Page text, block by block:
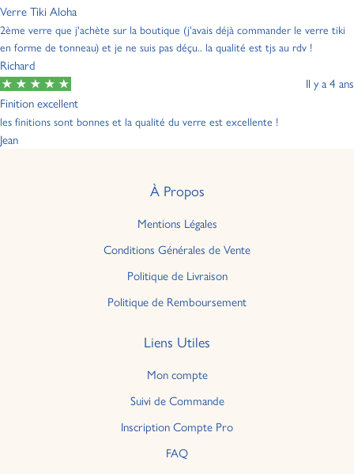
Verre Tiki Aloha
2ème verre que j'achète sur la boutique (j'avais déjà commander le verre tiki
en forme de tonneau) et je ne suis pas déçu.. la qualité est tjs au rdv !
Richard
Il y a 4 ans
Finition excellent
les finitions sont bonnes et la qualité du verre est excellente !
Jean
À Propos
Mentions Légales
Conditions Générales de Vente
Politique de Livraison
Politique de Remboursement
Liens Utiles
Mon compte
Suivi de Commande
Inscription Compte Pro
FAQ